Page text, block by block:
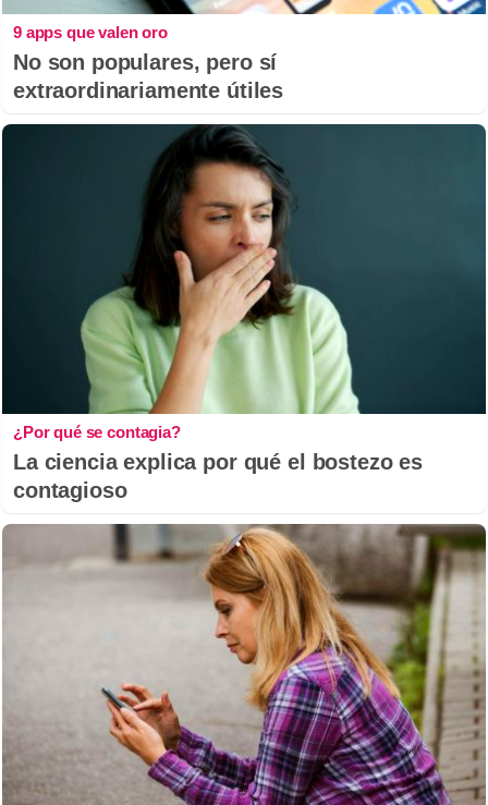
9 apps que valen oro
No son populares, pero sí
extraordinariamente útiles
¿Por qué se contagia?
La ciencia explica por qué el bostezo es
contagioso